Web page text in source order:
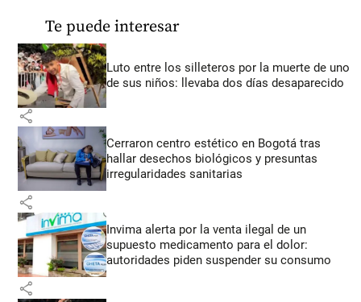
Te puede interesar
Luto entre los silleteros por la muerte de uno
de sus niños: llevaba dos días desaparecido
share
Cerraron centro estético en Bogotá tras
hallar desechos biológicos y presuntas
irregularidades sanitarias
share
Invima alerta por la venta ilegal de un
supuesto medicamento para el dolor:
autoridades piden suspender su consumo
share